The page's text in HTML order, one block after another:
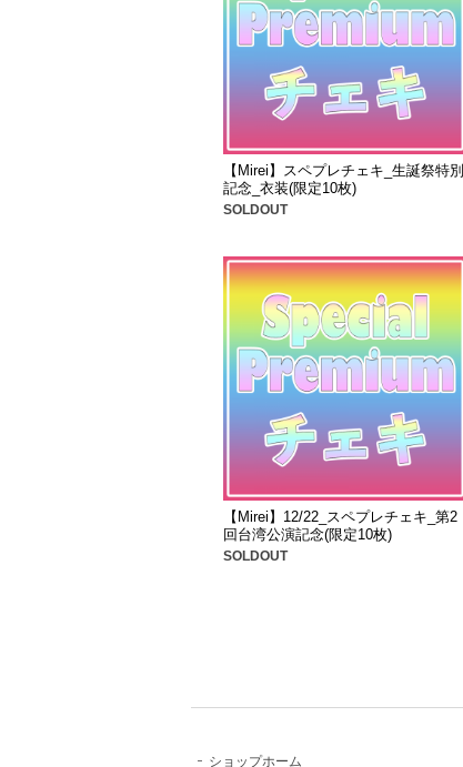
【Mirei】スペプレチェキ_生誕祭特別
記念_衣装(限定10枚)
SOLDOUT
【Mirei】12/22_スペプレチェキ_第2
回台湾公演記念(限定10枚)
SOLDOUT
ショップホーム